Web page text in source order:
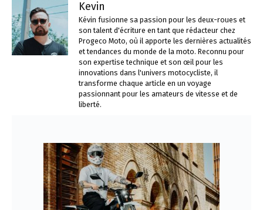
Kevin
Kévin fusionne sa passion pour les deux-roues et
son talent d'écriture en tant que rédacteur chez
Progeco Moto, où il apporte les dernières actualités
et tendances du monde de la moto. Reconnu pour
son expertise technique et son œil pour les
innovations dans l'univers motocycliste, il
transforme chaque article en un voyage
passionnant pour les amateurs de vitesse et de
liberté.